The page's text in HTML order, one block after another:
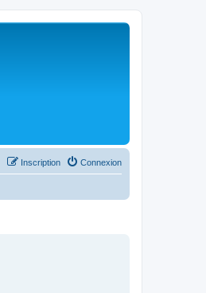
Connexion
Inscription